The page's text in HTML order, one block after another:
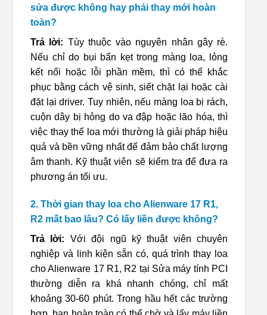
sửa được không hay phải thay mới hoàn
toàn?
Trả lời: Tùy thuộc vào nguyên nhân gây rè.
Nếu chỉ do bụi bẩn kẹt trong màng loa, lỏng
kết nối hoặc lỗi phần mềm, thì có thể khắc
phục bằng cách vệ sinh, siết chặt lại hoặc cài
đặt lại driver. Tuy nhiên, nếu màng loa bị rách,
cuộn dây bị hỏng do va đập hoặc lão hóa, thì
việc thay thế loa mới thường là giải pháp hiệu
quả và bền vững nhất để đảm bảo chất lượng
âm thanh. Kỹ thuật viên sẽ kiểm tra để đưa ra
phương án tối ưu.
2. Thời gian thay loa cho Alienware 17 R1,
R2 mất bao lâu? Có lấy liền được không?
Trả lời: Với đội ngũ kỹ thuật viên chuyên
nghiệp và linh kiện sẵn có, quá trình thay loa
cho Alienware 17 R1, R2 tại Sửa máy tính PCI
thường diễn ra khá nhanh chóng, chỉ mất
khoảng 30-60 phút. Trong hầu hết các trường